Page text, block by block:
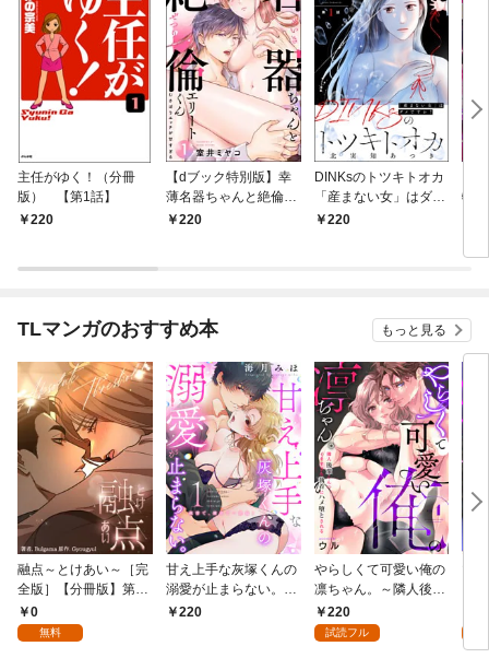
主任がゆく！（分冊
版） 【第1話】
220
【dブック特別版】幸
薄名器ちゃんと絶倫エ
リートくん むさぼりエ
220
DINKsのトツキトオカ
「産まない女」はダメ
ですか？（分冊版）
220
物
話】
TLマンガのおすすめ本 もっと見る
融点～とけあい～［完
全版］【分冊版】第1
話0
無料
甘え上手な灰塚くんの
溺愛が止まらない。純
情で、健気で…絶倫！
220
やらしくて可愛い俺の
凛ちゃん。～隣人後輩
くんのイキすぎた執着
にハメ堕とされる～(1)
220
試読フル
ま
～